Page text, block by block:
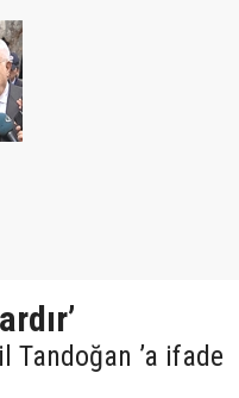
Tandoğan ’a ifade